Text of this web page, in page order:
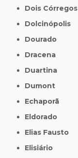
Dois Córregos
Dolcinópolis
Dourado
Dracena
Duartina
Dumont
Echaporã
Eldorado
Elias Fausto
Elisiário